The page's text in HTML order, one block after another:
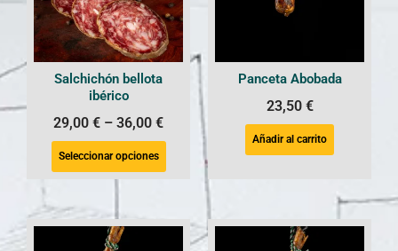
Salchichón bellota
ibérico
29,00 € – 36,00 €
Seleccionar opciones
Panceta Abobada
23,50 €
Añadir al carrito